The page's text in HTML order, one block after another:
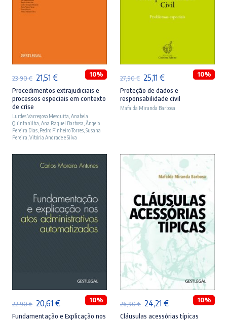
23,90€ O
preço
original
era:
23,90 €.
21,51 €O
preço
atual
é:
21,51 €.
10%
Procedimentos extrajudiciais e
processos especiais em contexto
de crise
Lurdes Varregoso Mesquita Anabela
Quintanilha Ana Raquel Barbosa Ângelo
Pereira Dias Pedro Pinheiro Torres Susana
Pereira Vitória Andrade e Silva
ADICIONAR
27,90€ O
preço
original
25,11 €O
preço
atual
10%
Proteção de dados e
responsabilidade civil
Mafalda Miranda Barbosa
22,90€ O
preço
20,61 €O
preço
10%
Fundamentação e Explicação nos
ADICIONAR
26,90€ O
preço
24,21 €O
preço
10%
Cláusulas acessórias típicas